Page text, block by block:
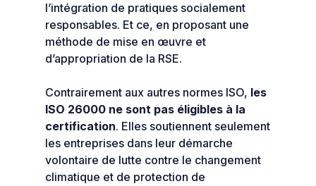
l’intégration de pratiques socialement
responsables. Et ce, en proposant une
méthode de mise en œuvre et
d’appropriation de la RSE.
Contrairement aux autres normes ISO, les
ISO 26000 ne sont pas éligibles à la
certification. Elles soutiennent seulement
les entreprises dans leur démarche
volontaire de lutte contre le changement
climatique et de protection de